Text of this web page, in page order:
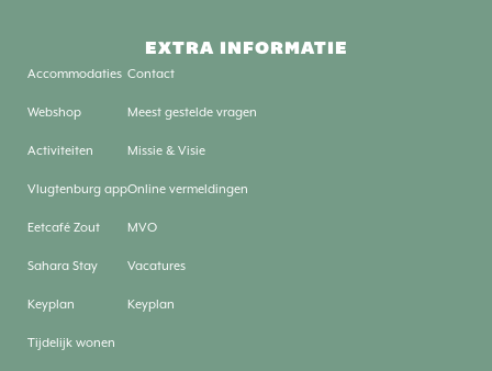
EXTRA INFORMATIE
Accommodaties
Webshop
Activiteiten
Vlugtenburg app
Eetcafé Zout
Sahara Stay
Keyplan
Tijdelijk wonen
Contact
Meest gestelde vragen
Missie & Visie
Online vermeldingen
MVO
Vacatures
Keyplan